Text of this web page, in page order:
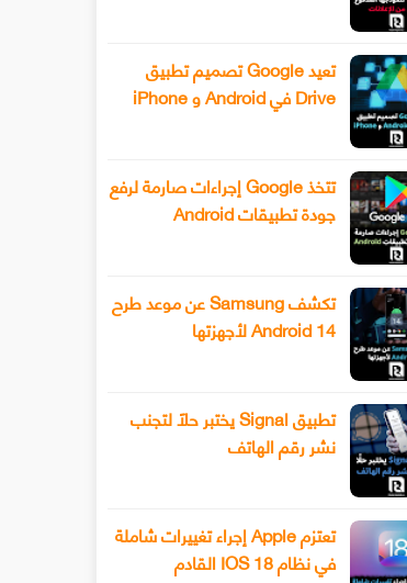
طرح Snapchat المزيد من أدوات تحرير
باستخدام وضع المخرج
تيكتوك تعمل على منصة
تعيد Google تصميم تطبيق
Drive في Android و iPhone
تتخذ Google إجراءات صارمة لرفع
جودة تطبيقات Android
تكشف Samsung عن موعد طرح
Android 14 لأجهزتها
تطبيق Signal يختبر حلًا لتجنب
نشر رقم الهاتف
تعتزم Apple إجراء تغييرات شاملة
في نظام IOS 18 القادم